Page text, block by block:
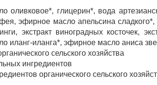
оливковое*, глицерин*, вода
эфирное масло апельсина сладкого*,
экстракт виноградных косточек,
иланг-иланга*, эфирное масло аниса
сельского хозяйства
ингредиентов
органического сельского